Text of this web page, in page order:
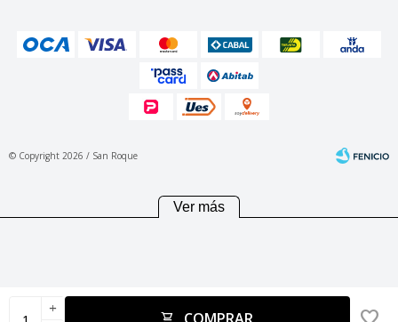
add
© Copyright 2026 / San Roque
Ver más